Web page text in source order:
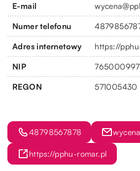
E-mail
Numer telefonu
Adres internetowy https://
NIP
REGON 571005430
48798567878
https://pphu-romar.pl